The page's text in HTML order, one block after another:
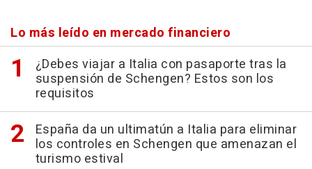
Lo más leído en mercado financiero
¿Debes viajar a Italia con pasaporte tras la
suspensión de Schengen? Estos son los
requisitos
España da un ultimatún a Italia para eliminar
los controles en Schengen que amenazan el
turismo estival